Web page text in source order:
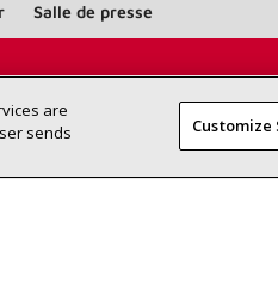
près de
Salle de presse
Déclaration
are
sends